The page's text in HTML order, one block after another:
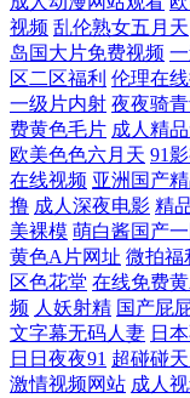
国产午夜福利影院 精
成人网站 天天肏天天
超碰人妻系列 微拍福
丝在线喷水播放 精品
午夜老司机视频网 91
爱在线 久草主页 蜜桃
区二区 一本久操 91豆
视频 乱伦熟女五月天
岛国大片免费视频
区二区福利 伦理在
一级片内射 夜夜骑
费黄色毛片 成人精
欧美色色六月天 91
在线视频 亚洲国产
撸 成人深夜电影 精
美裸模 萌白酱国产
黄色A片网址 微拍福
区色花堂 在线免费
频 人妖射精 国产屁
文字幕无码人妻 日
日日夜夜91 超碰碰
激情视频网站 成人